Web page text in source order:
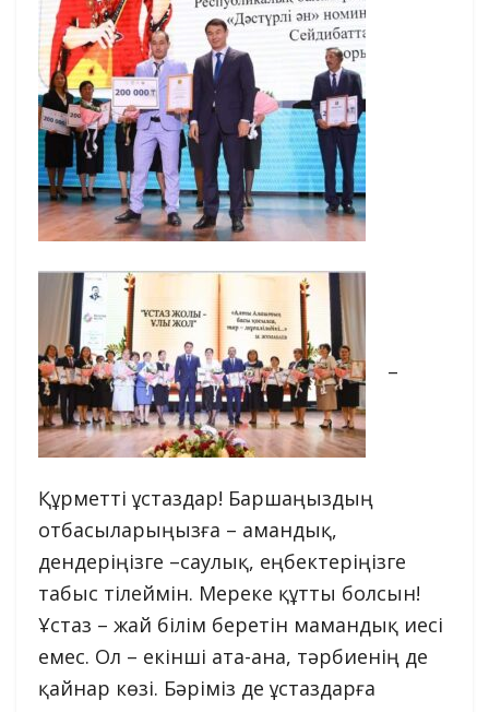
–
Құрметті ұстаздар! Баршаңыздың
отбасыларыңызға – амандық,
дендеріңізге –саулық, еңбектеріңізге
табыс тілеймін. Мереке құтты болсын!
Ұстаз – жай білім беретін мамандық иесі
емес. Ол – екінші ата-ана, тәрбиенің де
қайнар көзі. Бәріміз де ұстаздарға